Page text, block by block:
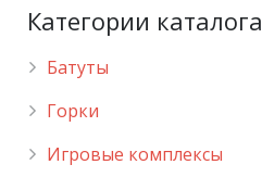
Категории каталога
Батуты
Горки
Игровые комплексы